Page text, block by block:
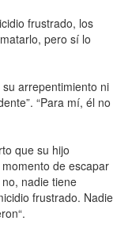
frustrado, los
pero sí lo
arrepentimiento ni
“Para mí, él no
que su hijo
de escapar
nadie tiene
frustrado. Nadie